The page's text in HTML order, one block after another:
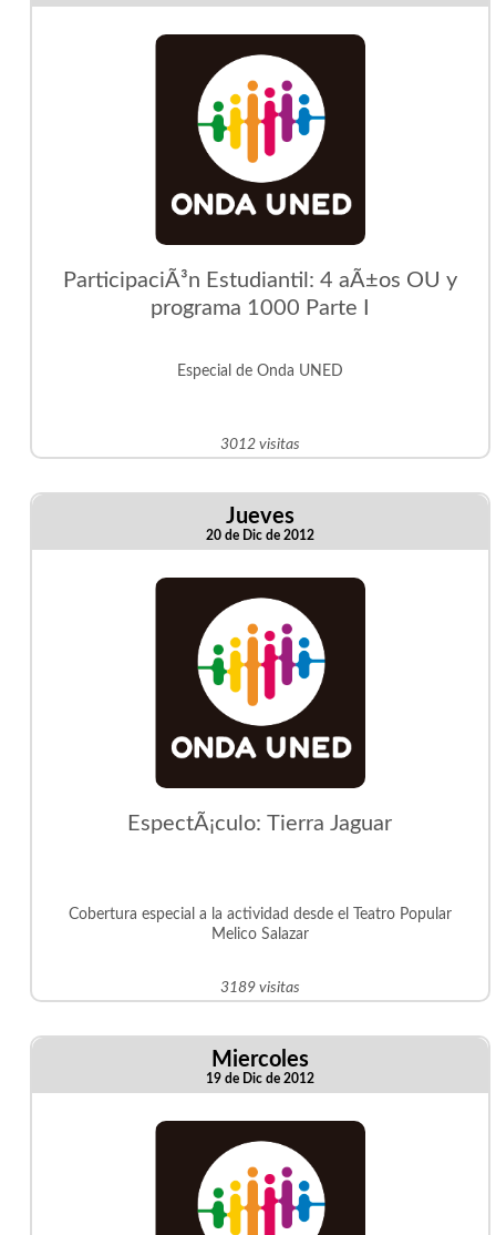
ParticipaciÃ³n Estudiantil: 4 aÃ±os OU y
programa 1000 Parte I
Especial de Onda UNED
3012 visitas
Jueves
20 de Dic de 2012
EspectÃ¡culo: Tierra Jaguar
Cobertura especial a la actividad desde el Teatro Popular
Melico Salazar
3189 visitas
Miercoles
19 de Dic de 2012